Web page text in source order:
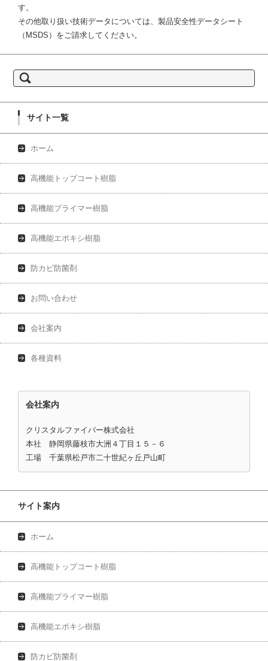
す。
その他取り扱い技術データについては、製品安全性データシート
（MSDS）をご請求してください。
検索:
サイト一覧
ホーム
高機能トップコート樹脂
高機能プライマー樹脂
高機能エポキシ樹脂
防カビ防菌剤
お問い合わせ
会社案内
各種資料
会社案内
クリスタルファイバー株式会社
本社 静岡県藤枝市大洲４丁目１５－６
工場 千葉県松戸市二十世紀ヶ丘戸山町
サイト案内
ホーム
高機能トップコート樹脂
高機能プライマー樹脂
高機能エポキシ樹脂
防カビ防菌剤